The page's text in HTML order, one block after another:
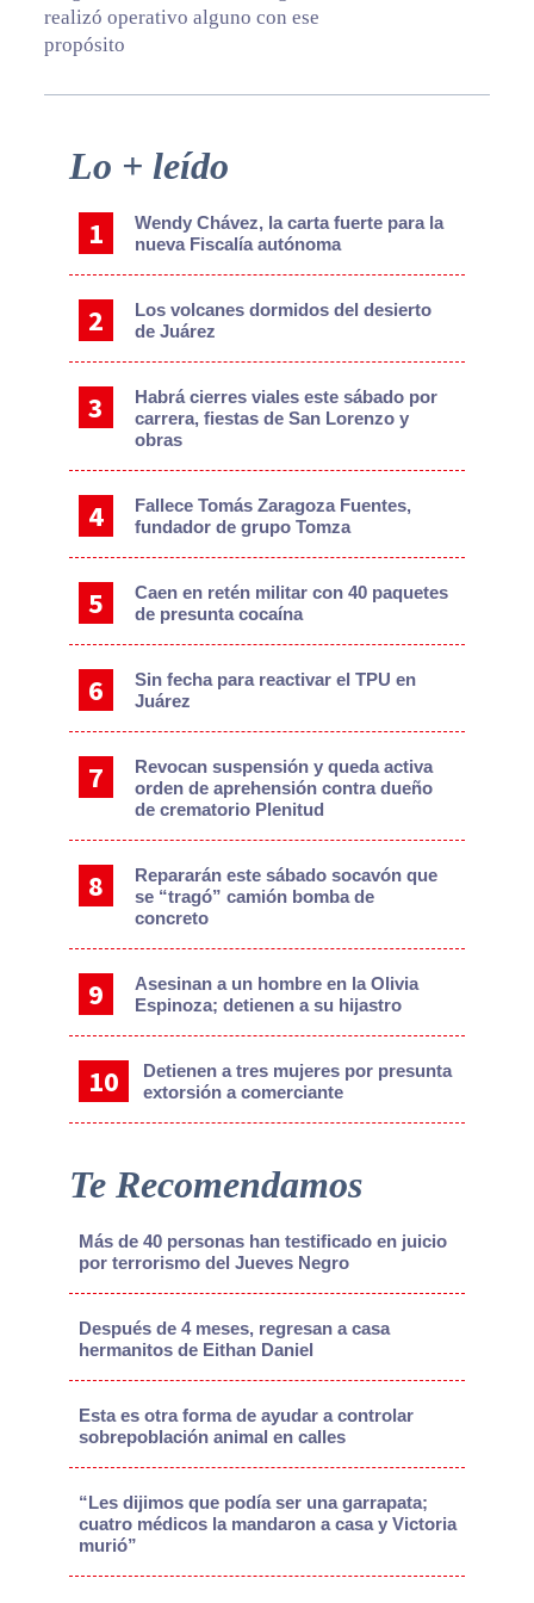
realizó operativo alguno con ese
propósito
Primary
Lo + leído
Wendy Chávez, la carta fuerte para la
nueva Fiscalía autónoma
Los volcanes dormidos del desierto
de Juárez
Habrá cierres viales este sábado por
carrera, fiestas de San Lorenzo y
obras
Fallece Tomás Zaragoza Fuentes,
fundador de grupo Tomza
Caen en retén militar con 40 paquetes
de presunta cocaína
Sin fecha para reactivar el TPU en
Juárez
Revocan suspensión y queda activa
orden de aprehensión contra dueño
de crematorio Plenitud
Repararán este sábado socavón que
se “tragó” camión bomba de
concreto
Asesinan a un hombre en la Olivia
Espinoza; detienen a su hijastro
Detienen a tres mujeres por presunta
extorsión a comerciante
Te Recomendamos
Más de 40 personas han testificado en juicio
por terrorismo del Jueves Negro
Después de 4 meses, regresan a casa
hermanitos de Eithan Daniel
Esta es otra forma de ayudar a controlar
sobrepoblación animal en calles
“Les dijimos que podía ser una garrapata;
cuatro médicos la mandaron a casa y Victoria
murió”